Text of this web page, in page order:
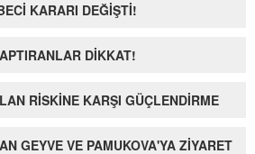
KARARI DEĞİŞTİ!
DİKKAT!
RİSKİNE KARŞI GÜÇLENDİRME
GEYVE VE PAMUKOVA'YA ZİYARET